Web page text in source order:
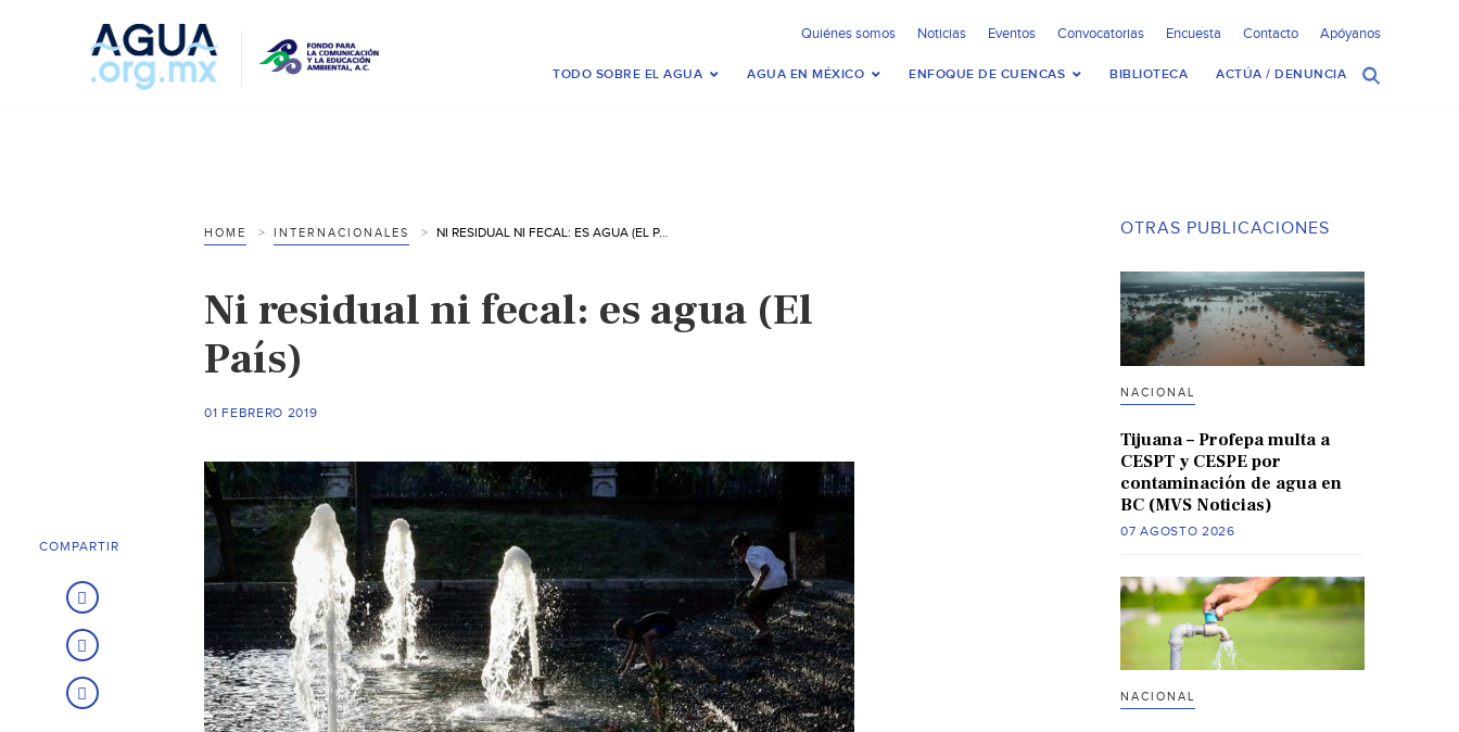
Quiénes somos Noticias Eventos Convocatorias Encuesta Contacto Apóyanos
TODO SOBRE EL AGUA AGUA EN MÉXICO ENFOQUE DE CUENCAS BIBLIOTECA ACTÚA / DENUNCIA
HOME INTERNACIONALES NI RESIDUAL NI FECAL: ES AGUA (EL PAÍS)
Ni residual ni fecal: es agua (El
País)
01 FEBRERO 2019
COMPARTIR
OTRAS PUBLICACIONES
NACIONAL
Tijuana – Profepa multa a
CESPT y CESPE por
contaminación de agua en
BC (MVS Noticias)
07 AGOSTO 2026
NACIONAL